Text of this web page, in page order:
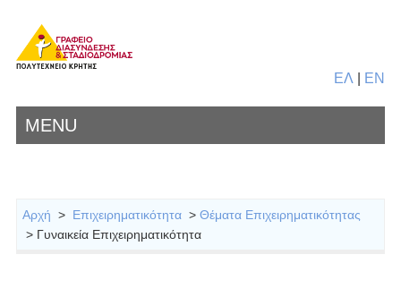
ΕΛ EN
MENU
Αρχή > Επιχειρηματικότητα> Θέματα Επιχειρηματικότητας
> Γυναικεία Επιχειρηματικότητα